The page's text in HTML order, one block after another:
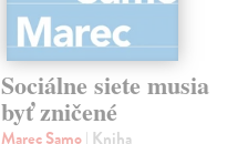
Sociálne siete musia
byť zničené
Marec Samo| Kniha